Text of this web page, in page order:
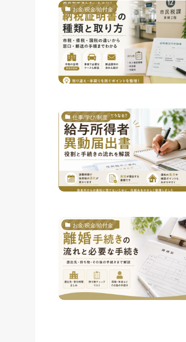
お金/税金/給付金
仕事/学び/制度
お金/税金/給付金